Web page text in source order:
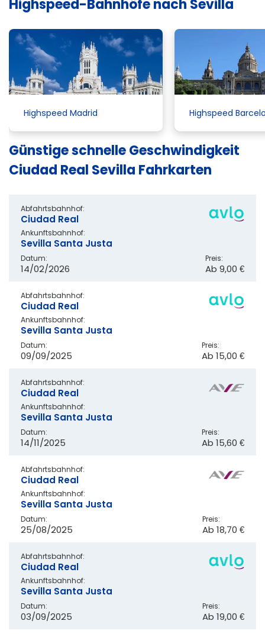
Highspeed-Bahnhöfe nach Sevilla
Highspeed Madrid Highspeed
Günstige schnelle Geschwindigkeit
Ciudad Real Sevilla Fahrkarten
Abfahrtsbahnhof:
Ciudad Real
Ankunftsbahnhof:
Sevilla Santa Justa
Datum:
14/02/2026
Preis:
Ab 9,00 €
Abfahrtsbahnhof:
Ciudad Real
Ankunftsbahnhof:
Sevilla Santa Justa
Datum:
09/09/2025
Preis:
Ab 15,00 €
Abfahrtsbahnhof:
Ciudad Real
Ankunftsbahnhof:
Sevilla Santa Justa
Datum:
14/11/2025
Preis:
Ab 15,60 €
Abfahrtsbahnhof:
Ciudad Real
Ankunftsbahnhof:
Sevilla Santa Justa
Datum:
25/08/2025
Preis:
Ab 18,70 €
Abfahrtsbahnhof:
Ciudad Real
Ankunftsbahnhof:
Sevilla Santa Justa
Datum:
03/09/2025
Preis:
Ab 19,00 €